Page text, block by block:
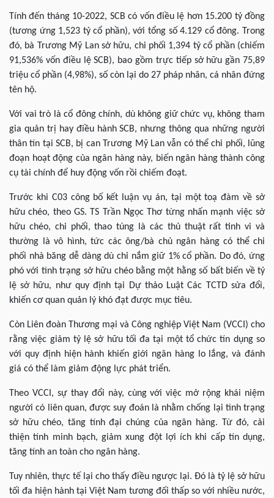
Tính đến tháng 10-2022, SCB có vốn điều lệ hơn 15.200 tỷ đồng
(tương ứng 1,523 tỷ cổ phần), với tổng số 4.129 cổ đông. Trong
đó, bà Trương Mỹ Lan sở hữu, chi phối 1,394 tỷ cổ phần (chiếm
91,536% vốn điều lệ SCB), bao gồm trực tiếp sở hữu gần 75,89
triệu cổ phần (4,98%), số còn lại do 27 pháp nhân, cá nhân đứng
tên hộ.
Với vai trò là cổ đông chính, dù không giữ chức vụ, không tham
gia quản trị hay điều hành SCB, nhưng thông qua những người
thân tín tại SCB, bị can Trương Mỹ Lan vẫn có thể chi phối, lũng
đoạn hoạt động của ngân hàng này, biến ngân hàng thành công
cụ tài chính để huy động vốn rồi chiếm đoạt.
Trước khi C03 công bố kết luận vụ án, tại một toạ đàm về sở
hữu chéo, theo GS. TS Trần Ngọc Thơ từng nhấn mạnh việc sở
hữu chéo, chi phối, thao túng là các thủ thuật rất tinh vi và
thường là vô hình, tức các ông/bà chủ ngân hàng có thể chi
phối nhà băng dễ dàng dù chỉ nắm giữ 1% cổ phần. Do đó, ứng
phó với tình trạng sở hữu chéo bằng một hằng số bất biến về tỷ
lệ sở hữu, như quy định tại Dự thảo Luật Các TCTD sửa đổi,
khiến cơ quan quản lý khó đạt được mục tiêu.
Còn Liên đoàn Thương mại và Công nghiệp Việt Nam (VCCI) cho
rằng việc giảm tỷ lệ sở hữu tối đa tại một tổ chức tín dụng so
với quy định hiện hành khiến giới ngân hàng lo lắng, và đánh
giá có thể làm giảm động lực phát triển.
Theo VCCI, sự thay đổi này, cùng với việc mở rộng khái niệm
người có liên quan, được suy đoán là nhằm chống lại tình trạng
sở hữu chéo, tăng tính đại chúng của ngân hàng. Từ đó, cải
thiện tính minh bạch, giảm xung đột lợi ích khi cấp tín dụng,
tăng tính an toàn cho ngân hàng.
Tuy nhiên, thực tế lại cho thấy điều ngược lại. Đó là tỷ lệ sở hữu
tối đa hiện hành tại Việt Nam tương đối thấp so với nhiều nước,